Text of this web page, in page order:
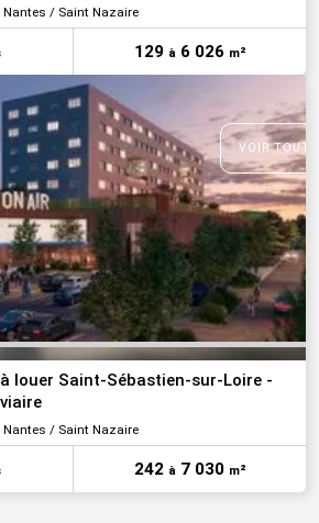
Nantes / Saint Nazaire
129 à6 026 m²
VOIR
louer Saint-Sébastien-sur-Loire -
Nantes / Saint Nazaire
242 à7 030 m²